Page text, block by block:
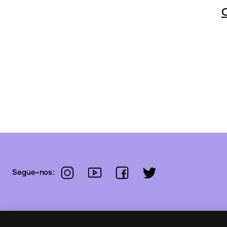
Segue-nos: instagramyoutubefacebooktwitter